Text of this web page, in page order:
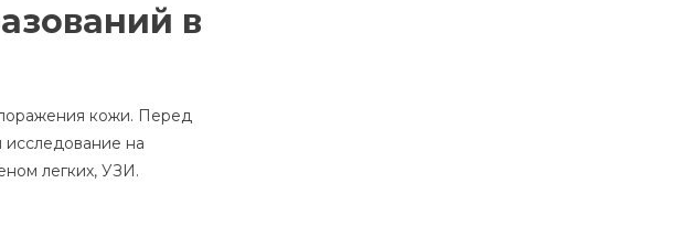
в
кожи. Перед
исследование на
легких, УЗИ.